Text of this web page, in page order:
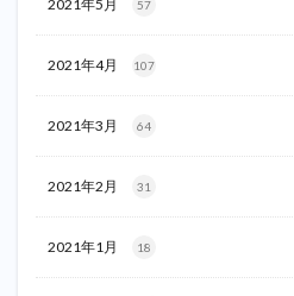
2021年5月 57
2021年4月 107
2021年3月 64
2021年2月 31
2021年1月 18